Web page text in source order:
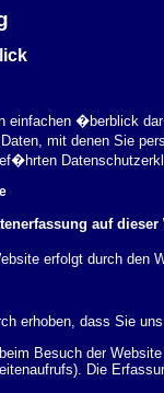
einfachen �berblick
mit denen Sie
auf dieser
erfolgt durch
erhoben, dass Sie
Besuch der
Die